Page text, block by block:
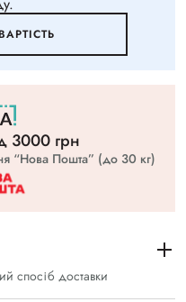
3000 грн
“Нова Пошта” (до 30 кг)
спосіб доставки